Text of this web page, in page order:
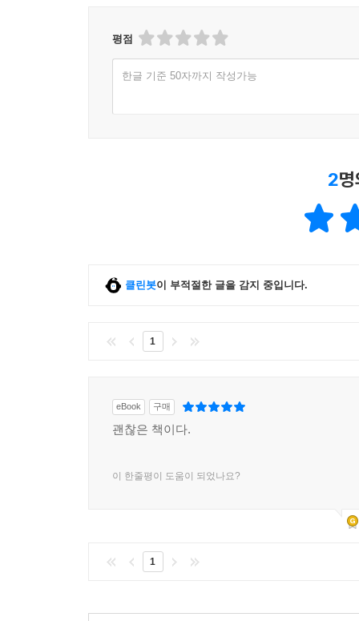
ㆍ성관련 범죄의 구분과 처벌의 법적 근거
ㆍ강간
ㆍ소아기호증과 아동성추행
ㆍ연쇄살인범의 일반적 심리
ㆍ범죄 프로파일링(Criminal Profiling)
ㆍ범죄 프로파일링 산출 과정
참고문헌
평점
한글 기준 50자까지 작성가능
2
클린봇이 부적절한 글을 감지 중입니다.
1
eBook 구매
괜찮은 책이다.
이 한줄평이 도움이 되었나요?
1